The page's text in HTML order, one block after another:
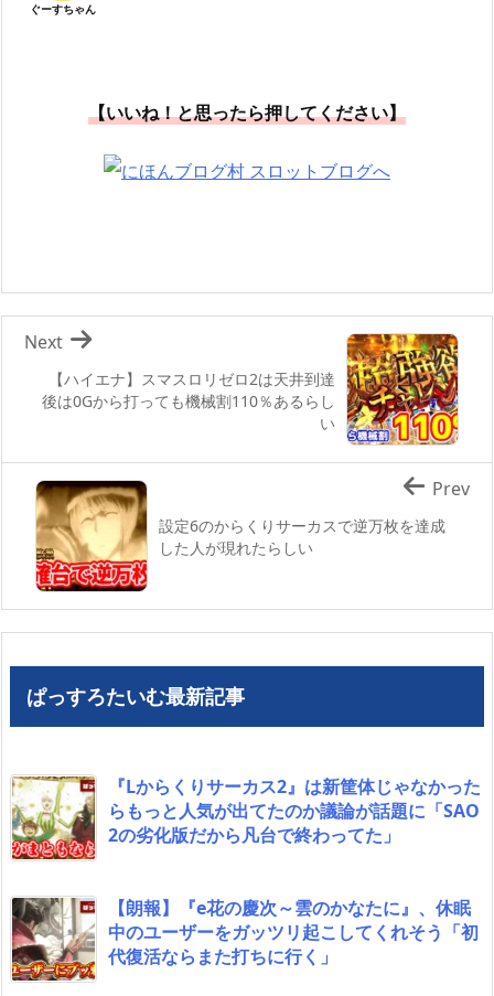
ぐーすちゃん
【いいね！と思ったら押してください】
【ハイエナ】スマスロリゼロ2は天井到達
後は0Gから打っても機械割110％あるらし
い
Next
設定6のからくりサーカスで逆万枚を達成
した人が現れたらしい
Prev
ぱっすろたいむ最新記事
『Lからくりサーカス2』は新筐体じゃなかった
らもっと人気が出てたのか議論が話題に「SAO
2の劣化版だから凡台で終わってた」
【朗報】『e花の慶次～雲のかなたに』、休眠
中のユーザーをガッツリ起こしてくれそう「初
代復活ならまた打ちに行く」